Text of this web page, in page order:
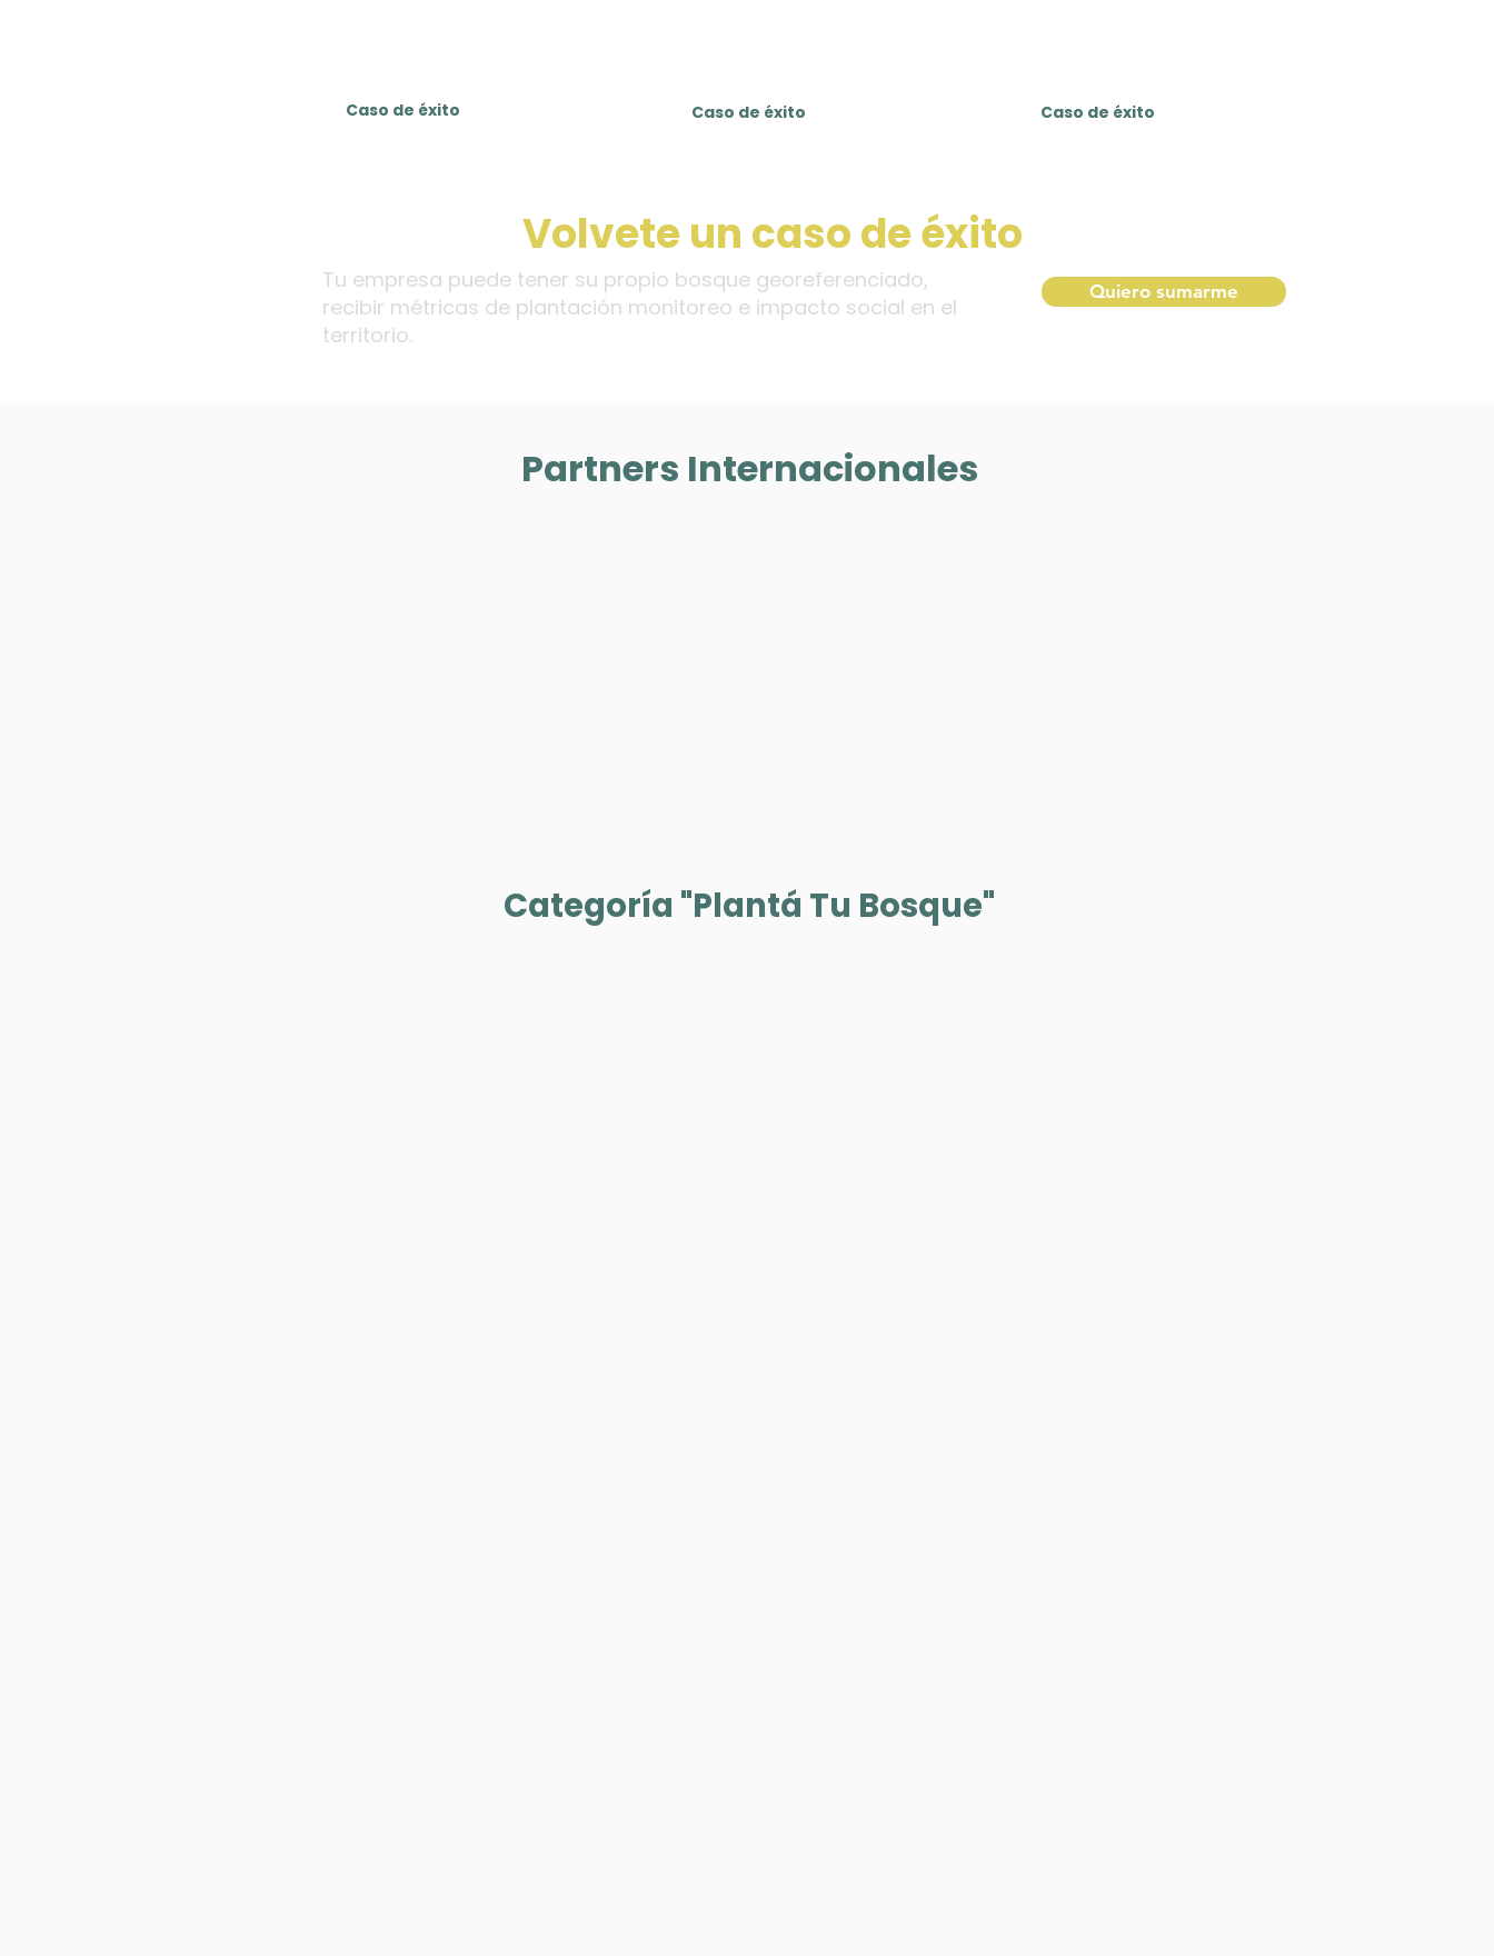
Caso de éxito Caso de éxito Caso de éxito
Volvete un caso de éxito
Tu empresa puede tener su propio bosque georeferenciado,
recibir métricas de plantación monitoreo e impacto social en el
territorio.
Quiero sumarme
Partners Internacionales
Categoría "Plantá Tu Bosque"​